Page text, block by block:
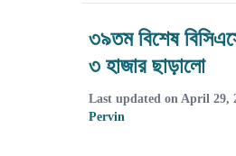
৩৯তম বিশেষ
৩ হাজার ছাড়ালো
Last updated on April 29,
Pervin